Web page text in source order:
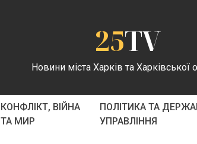
25TV
Новини міста Харків та Харківської
КОНФЛІКТ, ВІЙНА
ТА МИР
ПОЛІТИКА ТА
УПРАВЛІННЯ